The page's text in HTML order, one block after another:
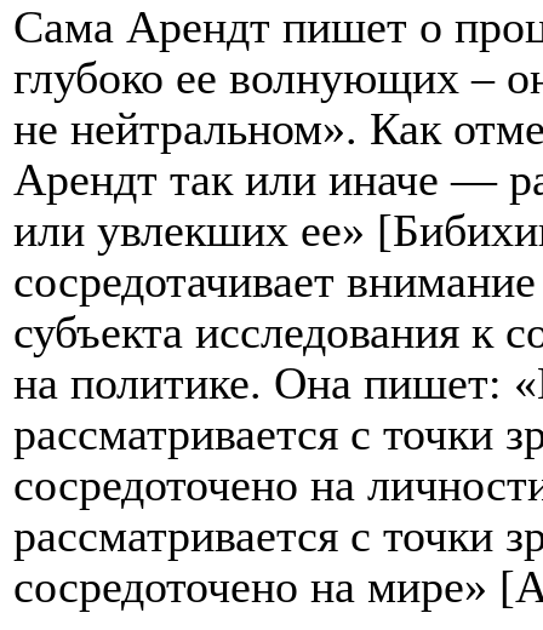
Сама Арендт пишет о
глубоко ее волнующих –
не нейтральном». Как
Арендт так или иначе —
или увлекших ее»
сосредотачивает
субъекта исследования к
на политике. Она пишет:
рассматривается с точки
сосредоточено на
рассматривается с точки
сосредоточено на мире»